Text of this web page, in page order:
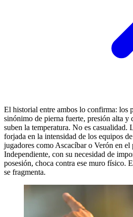
El historial entre ambos lo confirma: los
sinónimo de pierna fuerte, presión alta y
suben la temperatura. No es casualidad.
forjada en la intensidad de los equipos
jugadores como Ascacíbar o Verón en el
Independiente, con su necesidad de
posesión, choca contra ese muro físico.
se fragmenta.